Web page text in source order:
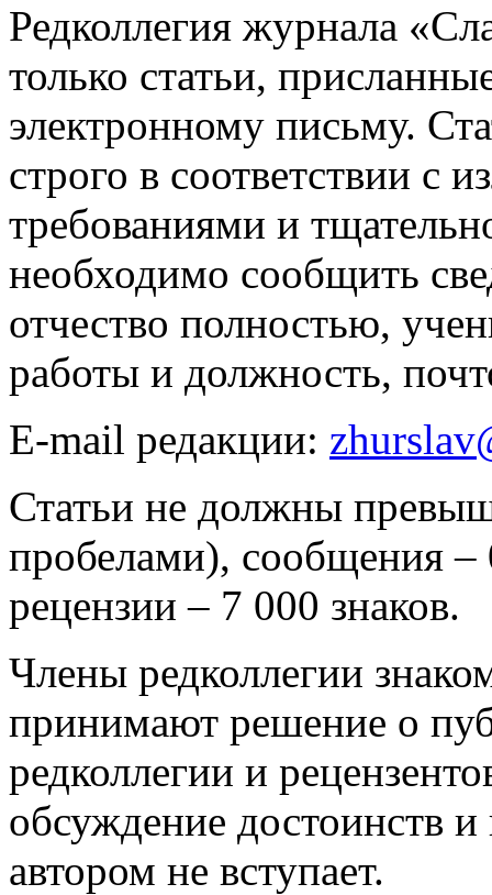
Редколлегия журнала
только статьи,
электронному письму.
строго в соответствии с
требованиями и
необходимо сообщить
отчество полностью,
работы и должность,
E-mail редакции:
Статьи не должны
пробелами), сообщения –
рецензии – 7 000 знаков.
Члены редколлегии
принимают решение о
редколлегии и
обсуждение достоинств и
автором не вступает.